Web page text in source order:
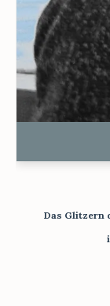
Das Glitzern